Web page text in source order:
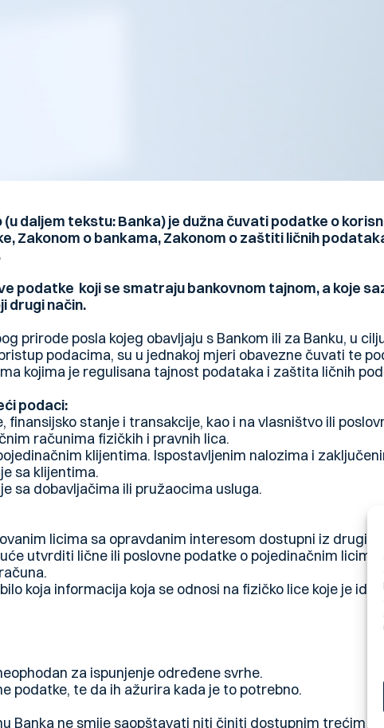
daljem tekstu: Banka) je dužna čuvati podatke o
Zakonom o bankama, Zakonom o zaštiti ličnih
podatke koji se smatraju bankovnom tajnom, a koje
drugi način.
prirode posla kojeg obavljaju s Bankom ili za Banku, u
podacima, su u jednakoj mjeri obavezne čuvati te
kojima je regulisana tajnost podataka i zaštita ličnih
podaci:
finansijsko stanje i transakcije, kao i na vlasništvo ili
računima fizičkih i pravnih lica.
klijentima. Ispostavljenim nalozima i
sa klijentima.
sa dobavljačima ili pružaocima usluga.
licima sa opravdanim interesom dostupni iz drugih
utvrditi lične ili poslovne podatke o pojedinačnim
koja informacija koja se odnosi na fizičko lice koje je
za ispunjenje određene svrhe.
podatke, te da ih ažurira kada je to potrebno.
Banka ne smije saopštavati niti činiti dostupnim trećim